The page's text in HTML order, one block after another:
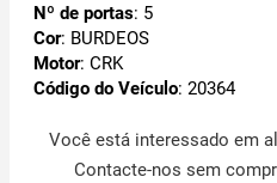
Nº de portas: 5
Cor: BURDEOS
Motor: CRK
Código do Veículo: 20364
Você está interessado em
Contacte-nos sem